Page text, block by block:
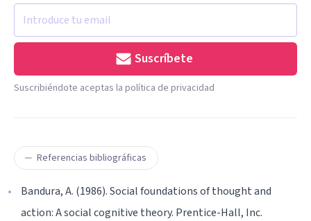
Suscríbete
Suscribiéndote aceptas la política de privacidad
Referencias bibliográficas
Bandura, A. (1986). Social foundations of thought and
action: A social cognitive theory. Prentice-Hall, Inc.